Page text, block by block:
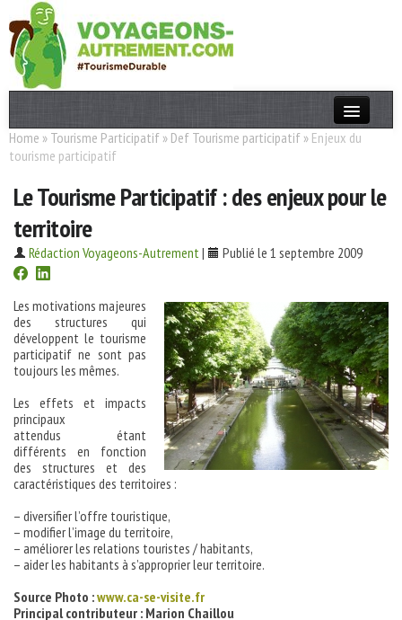
Actualités
Destinations
Acteurs
Thèmes
OK
Home » Tourisme Participatif » Def Tourisme participatif » Enjeux du
tourisme participatif
Le Tourisme Participatif : des enjeux pour le
territoire
Rédaction Voyageons-Autrement| Publié le 1 septembre 2009
Les motivations majeures
des structures qui
développent le tourisme
participatif ne sont pas
toujours les mêmes.
Les effets et impacts
principaux
attendus étant
différents en fonction
des structures et des
caractéristiques des territoires :
– diversifier l’offre touristique,
– modifier l’image du territoire,
– améliorer les relations touristes / habitants,
– aider les habitants à s’approprier leur territoire.
Source Photo :www.ca-se-visite.fr
Principal contributeur : Marion Chaillou